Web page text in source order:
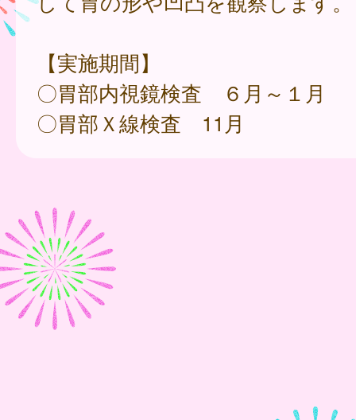
【実施期間】
〇胃部内視鏡検査 ６月～１月
〇胃部Ｘ線検査 11月